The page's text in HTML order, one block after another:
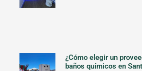
¿Cómo elegir un
baños químicos en